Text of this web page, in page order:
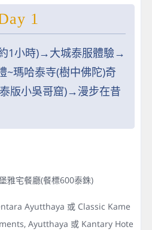
1
1小時)→大城泰服體驗→
~瑪哈泰寺(樹中佛陀)奇
版小吳哥窟)→漫步在昔
雅宅餐廳(餐標600泰銖)
Ayutthaya 或 Classic Kame
Ayutthaya 或 Kantary Hote